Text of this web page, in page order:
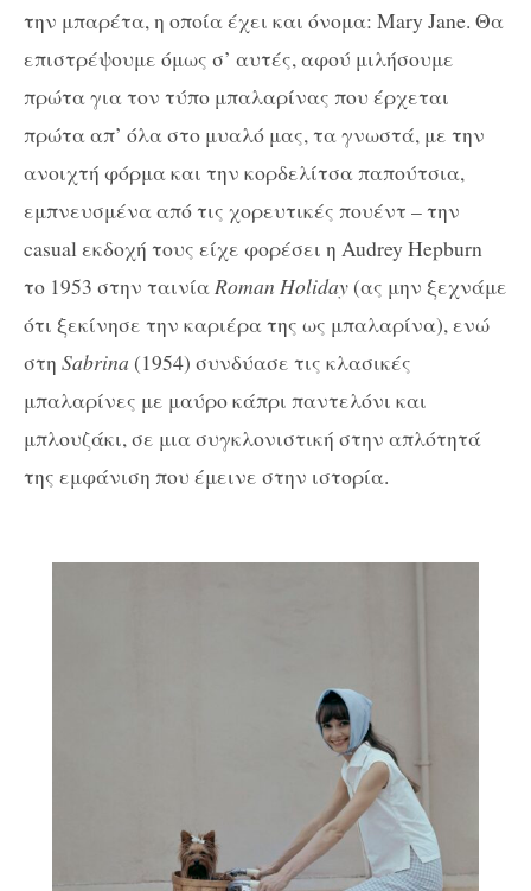
την μπαρέτα, η οποία έχει και όνομα: Mary Jane. Θα
επιστρέψουμε όμως σ’ αυτές, αφού μιλήσουμε
πρώτα για τον τύπο μπαλαρίνας που έρχεται
πρώτα απ’ όλα στο μυαλό μας, τα γνωστά, με την
ανοιχτή φόρμα και την κορδελίτσα παπούτσια,
εμπνευσμένα από τις χορευτικές πουέντ – την
casual εκδοχή τους είχε φορέσει η Audrey Hepburn
το 1953 στην ταινία Roman Holiday (ας μην ξεχνάμε
ότι ξεκίνησε την καριέρα της ως μπαλαρίνα), ενώ
στη Sabrina (1954) συνδύασε τις κλασικές
μπαλαρίνες με μαύρο κάπρι παντελόνι και
μπλουζάκι, σε μια συγκλονιστική στην απλότητά
της εμφάνιση που έμεινε στην ιστορία.